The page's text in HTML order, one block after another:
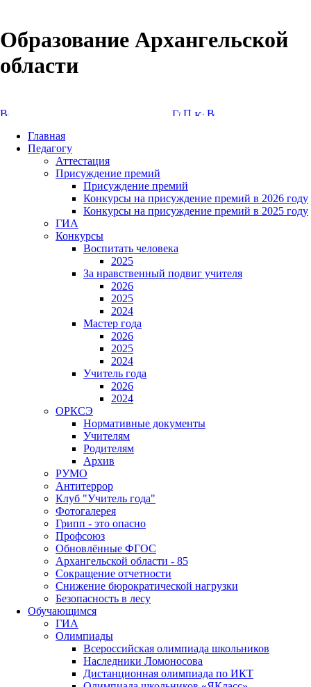
Образование Архангельской
области
Главная
Педагогу
Аттестация
Присуждение премий
Присуждение премий
Конкурсы на присуждение премий в 2026 году
Конкурсы на присуждение премий в 2025 году
ГИА
Конкурсы
Воспитать человека
2025
За нравственный подвиг учителя
2026
2025
2024
Мастер года
2026
2025
2024
Учитель года
2026
2024
ОРКСЭ
Нормативные документы
Учителям
Родителям
Архив
РУМО
Антитеррор
Клуб "Учитель года"
Фотогалерея
Грипп - это опасно
Профсоюз
Обновлённые ФГОС
Архангельской области - 85
Сокращение отчетности
Снижение бюрократической нагрузки
Безопасность в лесу
Обучающимся
ГИА
Олимпиады
Всероссийская олимпиада школьников
Наследники Ломоносова
Дистанционная олимпиада по ИКТ